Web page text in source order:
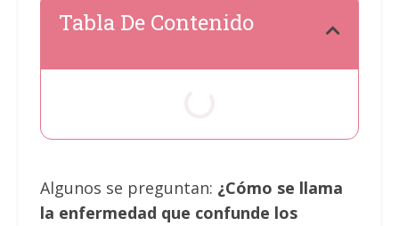
Tabla De Contenido
Algunos se preguntan: ¿Cómo se llama
la enfermedad que confunde los